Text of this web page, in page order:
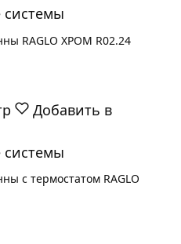
RAGLO ХРОМ R02.24
Добавить в
с термостатом RAGLO